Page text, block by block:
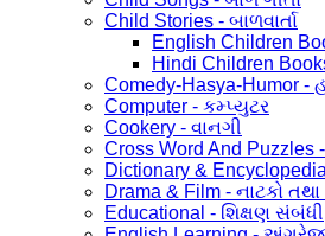
Child Stories - બાળવાર્તા
English Children
Hindi Children
Comedy-Hasya-Humor -
Computer - કમ્પ્યુટર
Cookery - વાનગી
Cross Word And Puzzles
Dictionary &
Drama & Film - નાટકો તથા
Educational - શિક્ષણ સંબંધી